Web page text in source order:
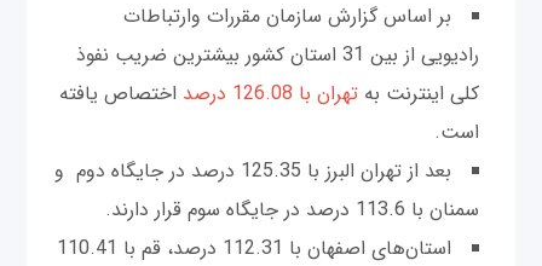
بر اساس گزارش سازمان مقررات وارتباطات
رادیویی از بین 31 استان کشور بیشترین ضریب ‌نفوذ
کلی اینترنت بهتهران با 126.08 درصد
اختصاص یافته
است.
بعد از تهران البرز با 125.35 درصد در جایگاه دوم و
سمنان با 113.6 درصد در جایگاه سوم قرار دارند.
استان‌های اصفهان با 112.31 درصد، قم با 110.41